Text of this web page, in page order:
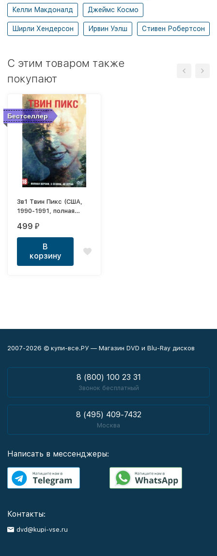
Келли Макдоналд Джеймс Космо
Ширли Хендерсон Ирвин Уэлш Стивен Робертсон
C этим товаром также
покупают
Бестселлер
3в1 Твин Пикс (США,
1990-1991, полная
серий)
499 ₽
В
корзину
2007-2026 © купи-все.РУ — Магазин DVD и Blu-Ray дисков
8 (800) 100 23 31
Звонок бесплатный
8 (495) 409-7432
Москва
Написать в мессенджеры:
Контакты:
dvd@kupi-vse.ru